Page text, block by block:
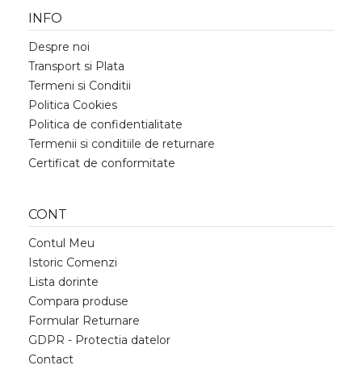
INFO
Despre noi
Transport si Plata
Termeni si Conditii
Politica Cookies
Politica de confidentialitate
Termenii si conditiile de returnare
Certificat de conformitate
CONT
Contul Meu
Istoric Comenzi
Lista dorinte
Compara produse
Formular Returnare
GDPR - Protectia datelor
Contact